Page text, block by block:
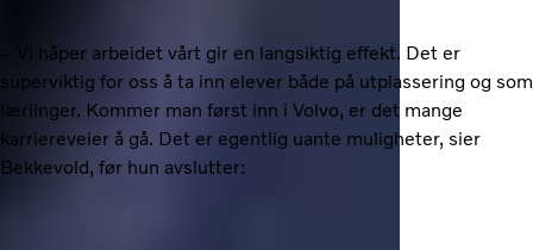
– Vi håper arbeidet vårt gir en langsiktig effekt. Det er
superviktig for oss å ta inn elever både på utplassering og som
lærlinger. Kommer man først inn i Volvo, er det mange
karriereveier å gå. Det er egentlig uante muligheter, sier
Bekkevold, før hun avslutter: